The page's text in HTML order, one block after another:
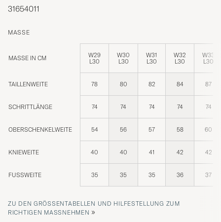
31654011
MASSE
MASSE IN CM
W29
L30
W30
L30
W31
L30
W32
L30
W33
L30
TAILLENWEITE 78 80 82 84 87
SCHRITTLÄNGE 74 74 74 74 74
OBERSCHENKELWEITE 54 56 57 58 60
KNIEWEITE 40 40 41 42 42
FUSSWEITE 35 35 35 36 37
ZU DEN GRÖSSENTABELLEN UND HILFESTELLUNG ZUM R
ICHTIGEN MASSNEHMEN
»